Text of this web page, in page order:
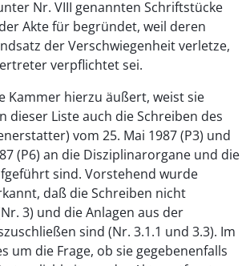
Nr. VIII genannten Schriftstücke
Akte für begründet, weil deren
der Verschwiegenheit verletze,
verpflichtet sei.
Kammer hierzu äußert, weist sie
dieser Liste auch die Schreiben des
vom 25. Mai 1987 (P3) und
(P6) an die Disziplinarorgane und die
sind. Vorstehend wurde
daß die Schreiben nicht
3) und die Anlagen aus der
sind (Nr. 3.1.1 und 3.3). Im
um die Frage, ob sie gegebenenfalls